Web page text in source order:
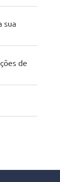
sua
de